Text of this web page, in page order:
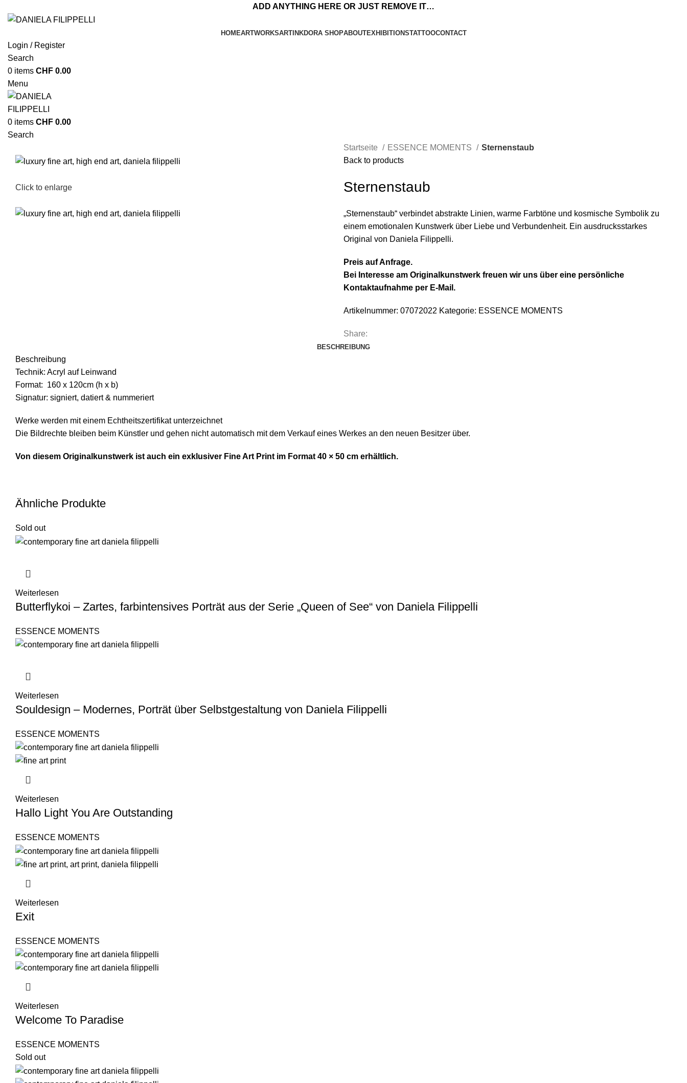
ADD ANYTHING HERE OR JUST REMOVE IT…
HOMEARTWORKSARTINKDORA SHOPABOUTEXHIBITIONSTATTOOCONTACT
Login / Register
Search
0 items CHF 0.00
Menu
0 items CHF 0.00
Search
Click to enlarge
Startseite ESSENCE MOMENTS
Sternenstaub
Back to products
Sternenstaub
„Sternenstaub“ verbindet abstrakte Linien, warme Farbtöne und kosmische Symbolik zu
einem emotionalen Kunstwerk über Liebe und Verbundenheit. Ein ausdrucksstarkes
Original von Daniela Filippelli.
Preis auf Anfrage.
Bei Interesse am Originalkunstwerk freuen wir uns über eine persönliche
Kontaktaufnahme per E-Mail.
Artikelnummer: 07072022 Kategorie: ESSENCE MOMENTS
Share:
BESCHREIBUNG
Beschreibung
Technik: Acryl auf Leinwand
Format: 160 x 120cm (h x b)
Signatur: signiert, datiert & nummeriert
Werke werden mit einem Echtheitszertifikat unterzeichnet
Die Bildrechte bleiben beim Künstler und gehen nicht automatisch mit dem Verkauf eines Werkes an den neuen Besitzer über.
Von diesem Originalkunstwerk ist auch ein exklusiver Fine Art Print im Format 40 × 50 cm erhältlich.
Ähnliche Produkte
Sold out
Weiterlesen
Butterflykoi – Zartes, farbintensives Porträt aus der Serie „Queen of See“ von Daniela Filippelli
ESSENCE MOMENTS
Weiterlesen
Souldesign – Modernes, Porträt über Selbstgestaltung von Daniela Filippelli
ESSENCE MOMENTS
Weiterlesen
Hallo Light You Are Outstanding
ESSENCE MOMENTS
Weiterlesen
Exit
ESSENCE MOMENTS
Weiterlesen
Welcome To Paradise
ESSENCE MOMENTS
Sold out